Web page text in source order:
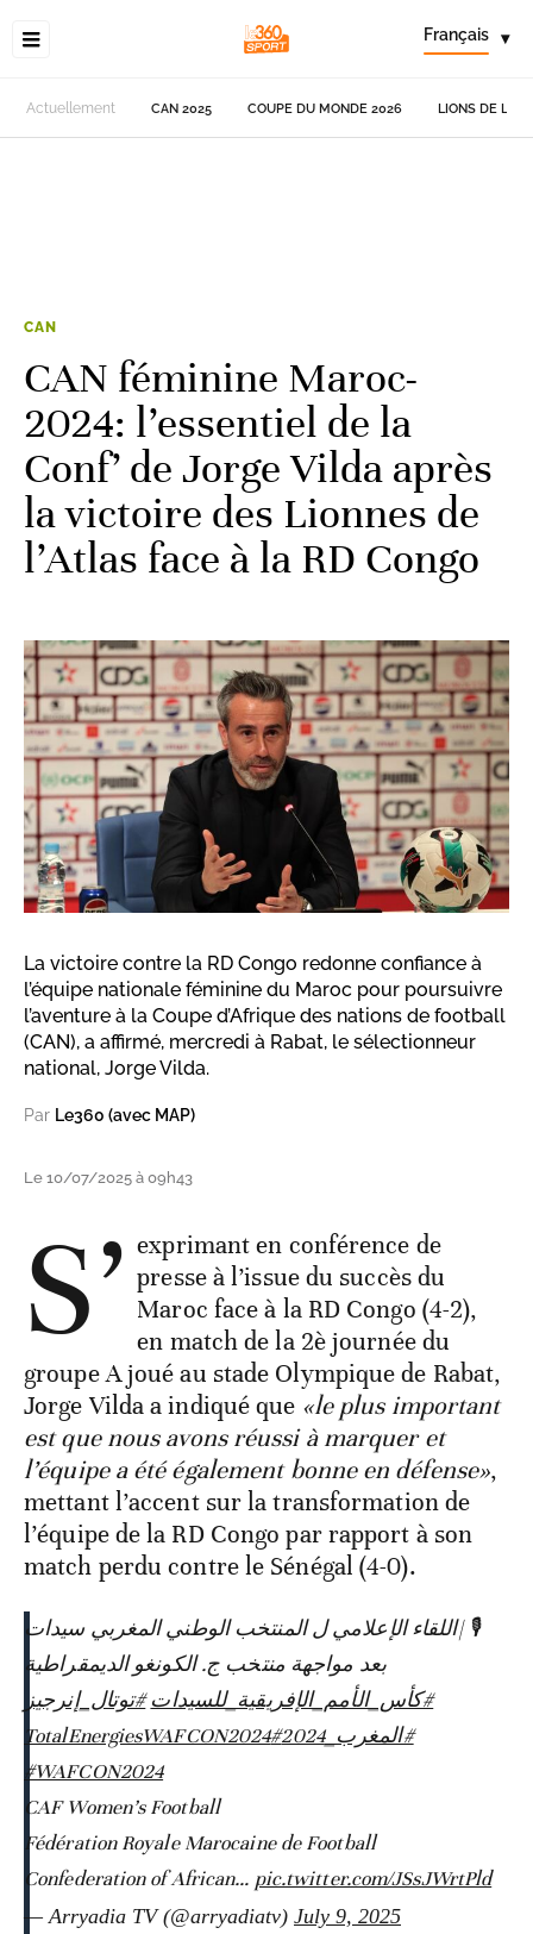
Français ▾
Actuellement CAN 2025 COUPE DU MONDE 2026 LIONS DE
CAN
CAN féminine Maroc-
2024: l’essentiel de la
Conf’ de Jorge Vilda après
la victoire des Lionnes de
l’Atlas face à la RD Congo
La victoire contre la RD Congo redonne confiance à
l’équipe nationale féminine du Maroc pour poursuivre
l’aventure à la Coupe d’Afrique des nations de football
(CAN), a affirmé, mercredi à Rabat, le sélectionneur
national, Jorge Vilda.
Par Le360 (avec MAP)
Le 10/07/2025 à 09h43
S’ exprimant en conférence de
presse à l’issue du succès du
Maroc face à la RD Congo (4-2),
en match de la 2è journée du
groupe A joué au stade Olympique de Rabat,
Jorge Vilda a indiqué que «le plus important
est que nous avons réussi à marquer et
l’équipe a été également bonne en défense»,
mettant l’accent sur la transformation de
l’équipe de la RD Congo par rapport à son
match perdu contre le Sénégal (4-0).
🎙️ |اللقاء الإعلامي ل المنتخب الوطني المغربي سيدات
بعد مواجهة منتخب ج. الكونغو الديمقراطية
#كأس_الأمم_الإفريقية_للسيدات #توتال_إنرجيز
#المغرب_2024
#TotalEnergiesWAFCON2024
#WAFCON2024
CAF Women’s Football
Fédération Royale Marocaine de Football
Confederation of African… pic.twitter.com/JSsJWrtPld
— Arryadia TV (@arryadiatv) July 9, 2025